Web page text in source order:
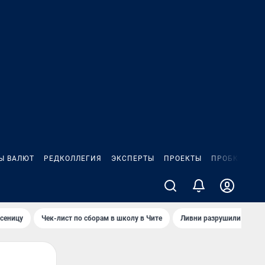
ВАЛЮТ РЕДКОЛЛЕГИЯ ЭКСПЕРТЫ ПРОЕКТЫ ПРОБКИ
Чек-лист по сборам в школу в Чите Ливни разрушили